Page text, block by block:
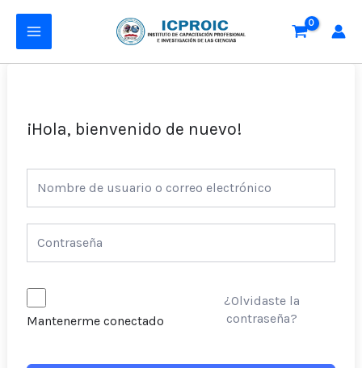
contenido
MAIN
MENU
¡Hola, bienvenido de nuevo!
Mantenerme conectado
¿Olvidaste la
contraseña?